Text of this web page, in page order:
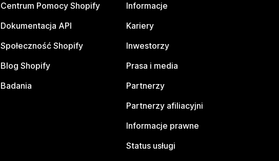
Centrum Pomocy Shopify
Dokumentacja API
Społeczność Shopify
Blog Shopify
Badania
Informacje
Kariery
Inwestorzy
Prasa i media
Partnerzy
Partnerzy afiliacyjni
Informacje prawne
Status usługi